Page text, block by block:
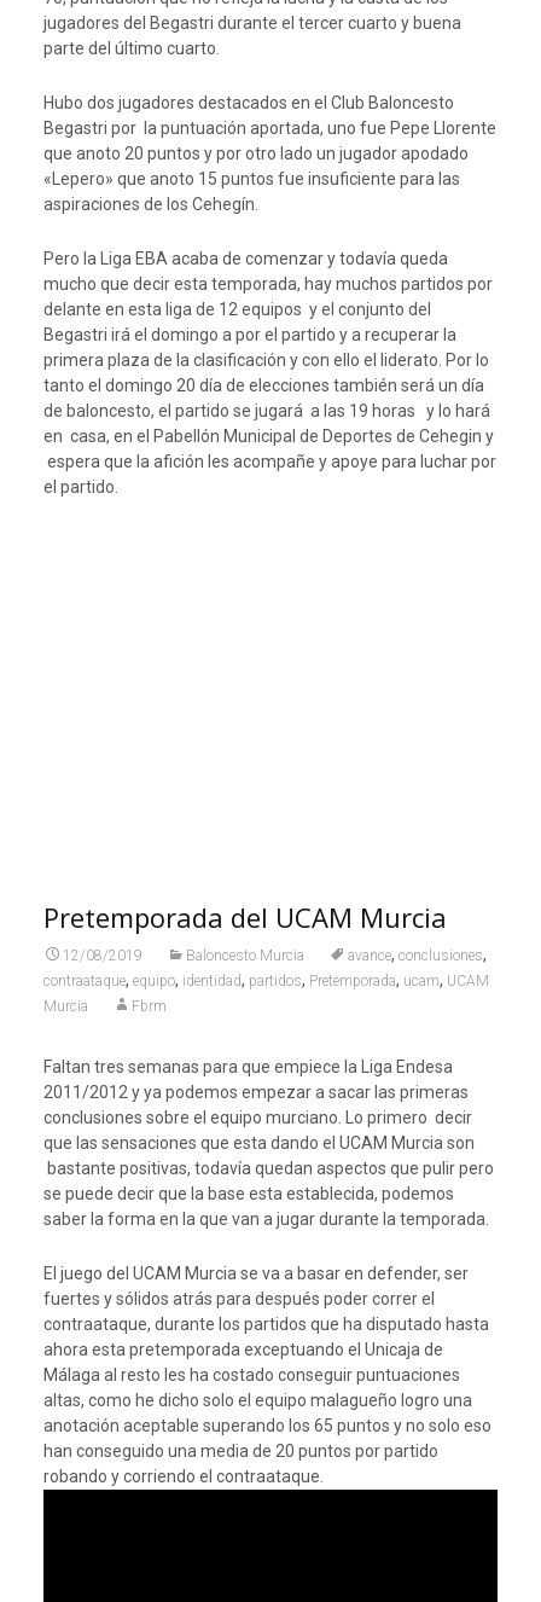
jugadores del Begastri durante el tercer cuarto y buena
parte del último cuarto.
Hubo dos jugadores destacados en el Club Baloncesto
Begastri por la puntuación aportada, uno fue Pepe Llorente
que anoto 20 puntos y por otro lado un jugador apodado
«Lepero» que anoto 15 puntos fue insuficiente para las
aspiraciones de los Cehegín.
Pero la Liga EBA acaba de comenzar y todavía queda
mucho que decir esta temporada, hay muchos partidos por
delante en esta liga de 12 equipos y el conjunto del
Begastri irá el domingo a por el partido y a recuperar la
primera plaza de la clasificación y con ello el liderato. Por lo
tanto el domingo 20 día de elecciones también será un día
de baloncesto, el partido se jugará a las 19 horas y lo hará
en casa, en el Pabellón Municipal de Deportes de Cehegin y
espera que la afición les acompañe y apoye para luchar por
el partido.
Pretemporada del UCAM Murcia
12/08/2019 Baloncesto Murcia avance, conclusiones,
contraataque, equipo, identidad, partidos, Pretemporada, ucam, UCAM
Murcia
Fbrm
Faltan tres semanas para que empiece la Liga Endesa
2011/2012 y ya podemos empezar a sacar las primeras
conclusiones sobre el equipo murciano. Lo primero decir
que las sensaciones que esta dando el UCAM Murcia son
bastante positivas, todavía quedan aspectos que pulir pero
se puede decir que la base esta establecida, podemos
saber la forma en la que van a jugar durante la temporada.
El juego del UCAM Murcia se va a basar en defender, ser
fuertes y sólidos atrás para después poder correr el
contraataque, durante los partidos que ha disputado hasta
ahora esta pretemporada exceptuando el Unicaja de
Málaga al resto les ha costado conseguir puntuaciones
altas, como he dicho solo el equipo malagueño logro una
anotación aceptable superando los 65 puntos y no solo eso
han conseguido una media de 20 puntos por partido
robando y corriendo el contraataque.